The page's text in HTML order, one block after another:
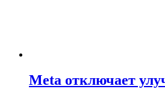
Meta отключает